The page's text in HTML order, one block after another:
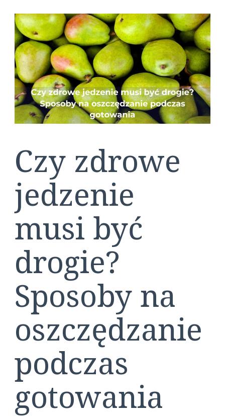
Czy zdrowe
jedzenie
musi być
drogie?
Sposoby na
oszczędzanie
podczas
gotowania